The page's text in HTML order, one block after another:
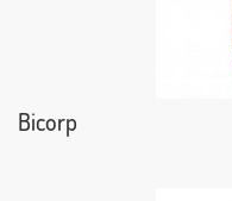
Bicorp